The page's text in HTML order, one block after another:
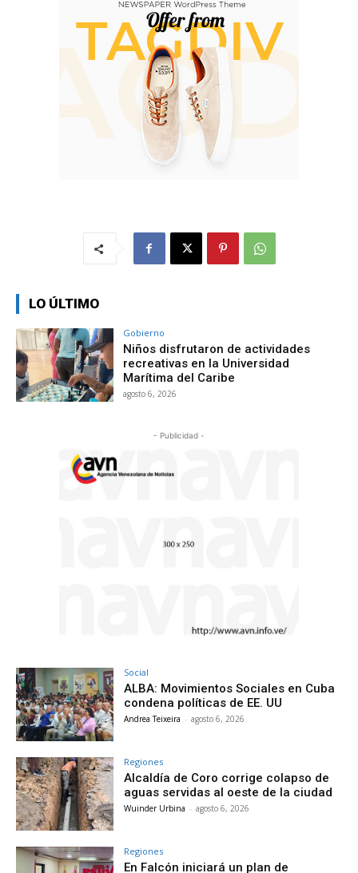
LO ÚLTIMO
Gobierno
Niños disfrutaron de actividades
recreativas en la Universidad
Marítima del Caribe
agosto 6, 2026
- Publicidad -
Social
ALBA: Movimientos Sociales en Cuba
condena políticas de EE. UU
Andrea Teixeira - agosto 6, 2026
Regiones
Alcaldía de Coro corrige colapso de
aguas servidas al oeste de la ciudad
Wuinder Urbina - agosto 6, 2026
Regiones
En Falcón iniciará un plan de